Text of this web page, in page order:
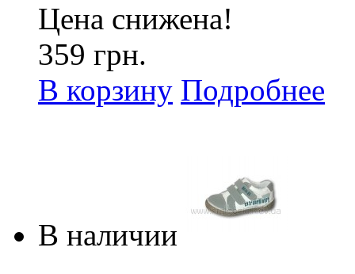
Цена снижена!
359 грн.
В корзину Подробнее
В наличии